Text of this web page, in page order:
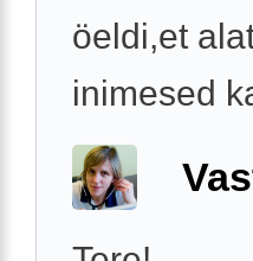
öeldi,et
inimesed